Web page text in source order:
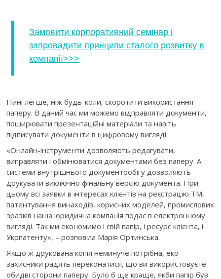
Замовити корпоративний семінар і
запровадити принципи сталого розвитку в
компанії>>>
Нині легше, ніж будь-коли, скоротити використання
паперу. В даний час ми можемо відправляти документи,
поширювати презентаційні матеріали та навіть
підписувати документи в цифровому вигляді.
«Онлайн-інструменти дозволяють редагувати,
виправляти і обмінюватися документами без паперу. А
системи внутрішнього документообігу дозволяють
друкувати виключно фінальну версію документа. При
цьому всі заявки в інтересах клієнтів на реєстрацію ТМ,
патентування винаходів, корисних моделей, промислових
зразків наша юридична компанія подає в електронному
вигляді. Так ми економимо і свій папір, і ресурс клієнта, і
Укрпатенту», – розповіла Марія Ортинська.
Якщо ж друкована копія неминуче потрібна, еко-
захисники радять переконатися, що ви використовуєте
обидві сторони паперу. Було б ще краще, якби папір був